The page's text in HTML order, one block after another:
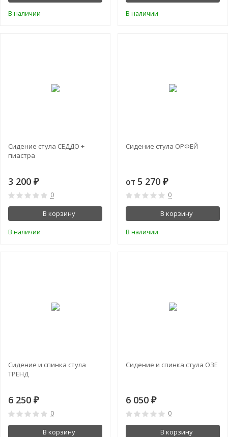
В наличии В наличии
Сидение стула СЕДДО +
пиастра
3 200 ₽
0
В корзину
В наличии
Сидение стула ОРФЕЙ
от 5 270 ₽
0
В корзину
В наличии
Сидение и спинка стула
ТРЕНД
6 250 ₽
0
В корзину
Сидение и спинка стула ОЗЕ
6 050 ₽
0
В корзину